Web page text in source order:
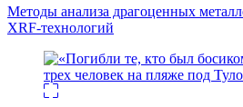
Методы анализа драгоценных
XRF-технологий